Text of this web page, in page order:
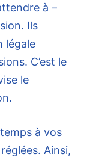
à –
Ils
légale
C’est le
le
à vos
Ainsi,